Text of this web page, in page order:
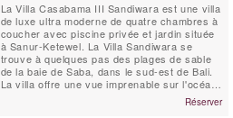
La Villa Casabama III Sandiwara est une villa
de luxe ultra moderne de quatre chambres à
coucher avec piscine privée et jardin située
à Sanur-Ketewel. La Villa Sandiwara se
trouve à quelques pas des plages de sable
de la baie de Saba, dans le sud-est de Bali.
La villa offre une vue imprenable sur l'océan
Casabama III Sandiwara est située dansRéserver